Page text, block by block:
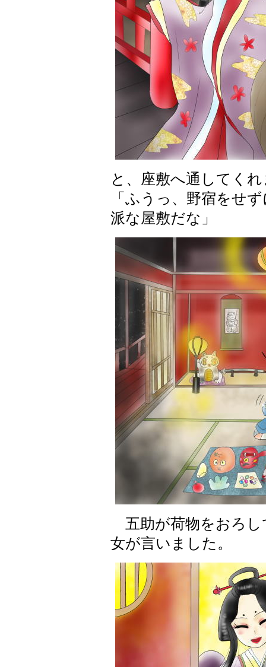
と、座敷へ通してく
「ふうっ、野宿をせ
派な屋敷だな」
五助が荷物をおろし
女が言いました。